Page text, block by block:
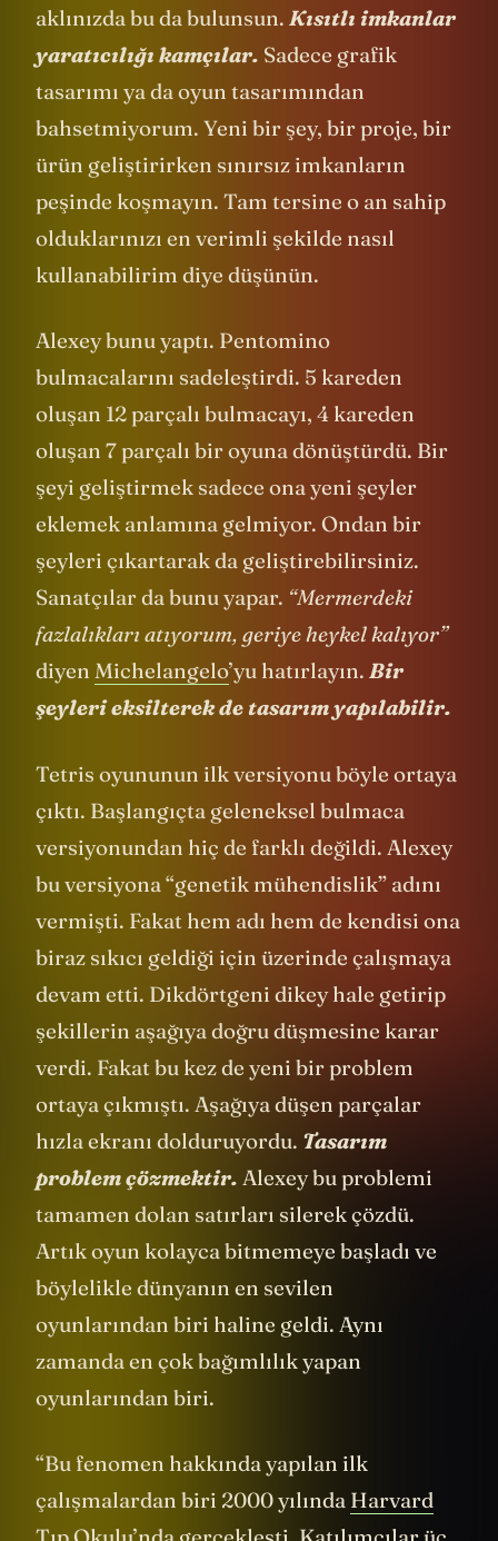
aklınızda bu da bulunsun. Kısıtlı imkanlar
yaratıcılığı kamçılar. Sadece grafik
tasarımı ya da oyun tasarımından
bahsetmiyorum. Yeni bir şey, bir proje, bir
ürün geliştirirken sınırsız imkanların
peşinde koşmayın. Tam tersine o an sahip
olduklarınızı en verimli şekilde nasıl
kullanabilirim diye düşünün.
Alexey bunu yaptı. Pentomino
bulmacalarını sadeleştirdi. 5 kareden
oluşan 12 parçalı bulmacayı, 4 kareden
oluşan 7 parçalı bir oyuna dönüştürdü. Bir
şeyi geliştirmek sadece ona yeni şeyler
eklemek anlamına gelmiyor. Ondan bir
şeyleri çıkartarak da geliştirebilirsiniz.
Sanatçılar da bunu yapar. “Mermerdeki
fazlalıkları atıyorum, geriye heykel kalıyor”
diyen Michelangelo’yu hatırlayın. Bir
şeyleri eksilterek de tasarım yapılabilir.
Tetris oyununun ilk versiyonu böyle ortaya
çıktı. Başlangıçta geleneksel bulmaca
versiyonundan hiç de farklı değildi. Alexey
bu versiyona “genetik mühendislik” adını
vermişti. Fakat hem adı hem de kendisi ona
biraz sıkıcı geldiği için üzerinde çalışmaya
devam etti. Dikdörtgeni dikey hale getirip
şekillerin aşağıya doğru düşmesine karar
verdi. Fakat bu kez de yeni bir problem
ortaya çıkmıştı. Aşağıya düşen parçalar
hızla ekranı dolduruyordu. Tasarım
problem çözmektir. Alexey bu problemi
tamamen dolan satırları silerek çözdü.
Artık oyun kolayca bitmemeye başladı ve
böylelikle dünyanın en sevilen
oyunlarından biri haline geldi. Aynı
zamanda en çok bağımlılık yapan
oyunlarından biri.
“Bu fenomen hakkında yapılan ilk
çalışmalardan biri 2000 yılında Harvard